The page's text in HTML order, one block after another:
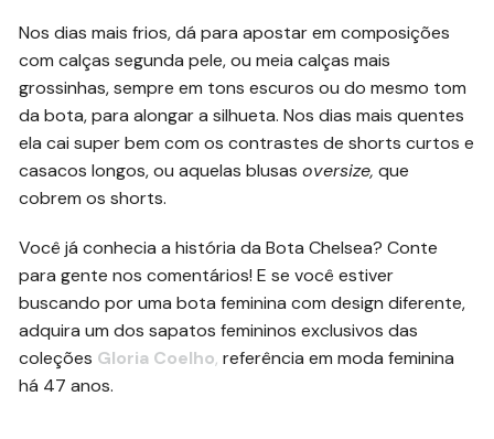
Nos dias mais frios, dá para apostar em composições
com calças segunda pele, ou meia calças mais
grossinhas, sempre em tons escuros ou do mesmo tom
da bota, para alongar a silhueta. Nos dias mais quentes
ela cai super bem com os contrastes de shorts curtos e
casacos longos, ou aquelas blusasoversize, que
cobrem os shorts.
Você já conhecia a história da Bota Chelsea? Conte
para gente nos comentários! E se você estiver
buscando por uma bota feminina com design diferente,
adquira um dos sapatos femininos exclusivos das
coleções Gloria Coelho, referência em moda feminina
há 47 anos.